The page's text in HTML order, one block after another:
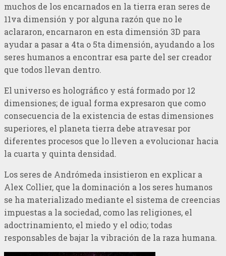
muchos de los encarnados en la tierra eran seres de
11va dimensión y por alguna razón que no le
aclararon, encarnaron en esta dimensión 3D para
ayudar a pasar a 4ta o 5ta dimensión, ayudando a los
seres humanos a encontrar esa parte del ser creador
que todos llevan dentro.
El universo es holográfico y está formado por 12
dimensiones; de igual forma expresaron que como
consecuencia de la existencia de estas dimensiones
superiores, el planeta tierra debe atravesar por
diferentes procesos que lo lleven a evolucionar hacia
la cuarta y quinta densidad.
Los seres de Andrómeda insistieron en explicar a
Alex Collier, que la dominación a los seres humanos
se ha materializado mediante el sistema de creencias
impuestas a la sociedad, como las religiones, el
adoctrinamiento, el miedo y el odio; todas
responsables de bajar la vibración de la raza humana.